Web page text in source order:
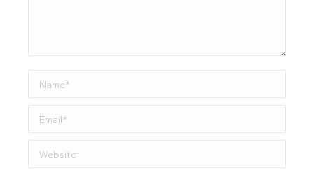
Name *
Email *
Website